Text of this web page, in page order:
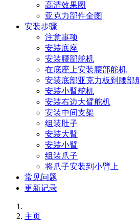
高清效果图
亚克力部件全图
安装步骤
注意事项
安装底座
安装腰部舵机
在底座上安装腰部舵机
安装底部亚克力板到腰部
安装小臂舵机
安装右边大臂舵机
安装中间支架
组装肚子
安装大臂
安装小臂
组装爪子
将爪子安装到小臂上
常见问题
更新记录
主页